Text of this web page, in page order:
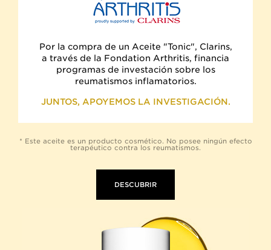
Por la compra de un Aceite "Tonic", Clarins,
a través de la Fondation Arthritis, financia
programas de investación sobre los
reumatismos inflamatorios.
JUNTOS, APOYEMOS LA INVESTIGACIÓN.
* Este aceite es un producto cosmético. No posee ningún efecto
terapéutico contra los reumatismos.
DESCUBRIR